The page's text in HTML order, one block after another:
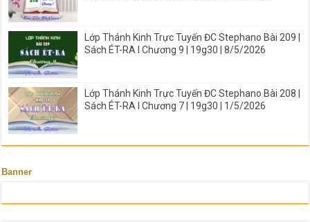
Lớp Thánh Kinh Trực Tuyến ĐC Stephano Bài 209 |
Sách ÉT-RA I Chương 9 | 19g30 | 8/5/2026
Lớp Thánh Kinh Trực Tuyến ĐC Stephano Bài 208 |
Sách ÉT-RA I Chương 7 | 19g30 | 1/5/2026
Banner